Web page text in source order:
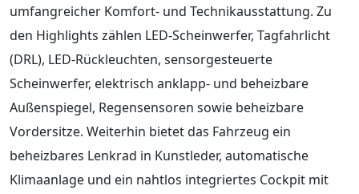
umfangreicher Komfort- und Technikausstattung. Zu
den Highlights zählen LED-Scheinwerfer, Tagfahrlicht
(DRL), LED-Rückleuchten, sensorgesteuerte
Scheinwerfer, elektrisch anklapp- und beheizbare
Außenspiegel, Regensensoren sowie beheizbare
Vordersitze. Weiterhin bietet das Fahrzeug ein
beheizbares Lenkrad in Kunstleder, automatische
Klimaanlage und ein nahtlos integriertes Cockpit mit